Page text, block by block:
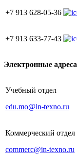
+7 913 628-05-36
+7 913 633-77-43
Электронные адреса
Учебный отдел
edu.mo@in-texno.ru
Коммерческий отдел
commerc@in-texno.ru